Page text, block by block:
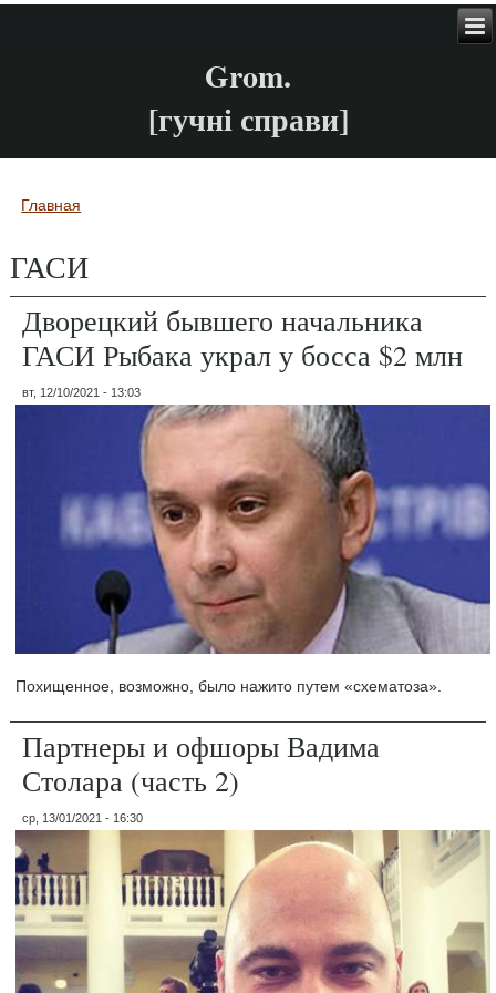
Grom.
[гучні справи]
Вы здесь
Главная
ГАСИ
Дворецкий бывшего начальника
ГАСИ Рыбака украл у босса $2 млн
вт, 12/10/2021 - 13:03
Похищенное, возможно, было нажито путем «схематоза».
Партнеры и офшоры Вадима
Столара (часть 2)
ср, 13/01/2021 - 16:30